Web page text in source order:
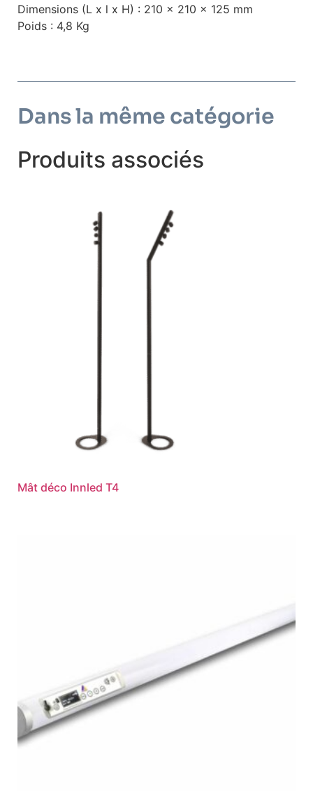
Dimensions (L x l x H) : 210 x 210 x 125 mm
Poids : 4,8 Kg
Dans la même catégorie
Produits associés
Mât déco Innled T4